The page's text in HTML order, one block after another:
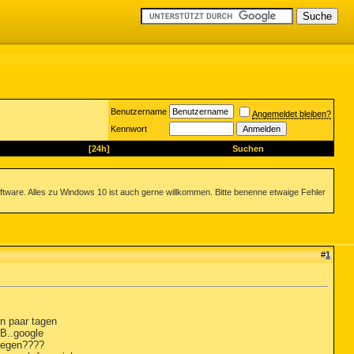
Benutzername
Angemeldet bleiben?
Kennwort
[24h] Suchen
Alles zu Windows 10 ist auch gerne willkommen. Bitte benenne etwaige Fehler
#1
paar tagen